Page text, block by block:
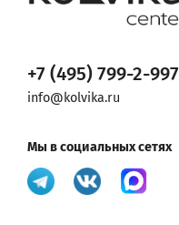
+7 (495) 799-2-997
info@kolvika.ru
Мы в социальных сетях